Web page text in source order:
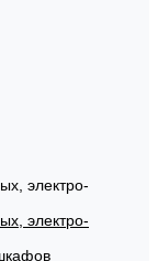
электро-
электро-